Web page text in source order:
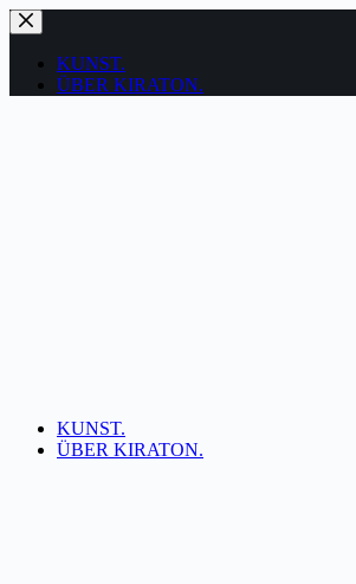
Zum
Inhalt
springenKUNST.
ÜBER KIRATON.
KUNST.
ÜBER KIRATON.